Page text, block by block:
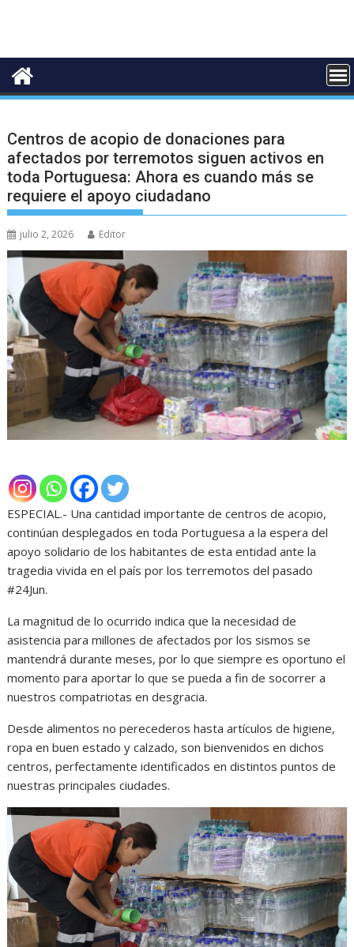
Centros de acopio de donaciones para
afectados por terremotos siguen activos en
toda Portuguesa: Ahora es cuando más se
requiere el apoyo ciudadano
julio 2, 2026 Editor
ESPECIAL.- Una cantidad importante de centros de acopio,
continúan desplegados en toda Portuguesa a la espera del
apoyo solidario de los habitantes de esta entidad ante la
tragedia vivida en el país por los terremotos del pasado
#24Jun.
La magnitud de lo ocurrido indica que la necesidad de
asistencia para millones de afectados por los sismos se
mantendrá durante meses, por lo que siempre es oportuno el
momento para aportar lo que se pueda a fin de socorrer a
nuestros compatriotas en desgracia.
Desde alimentos no perecederos hasta artículos de higiene,
ropa en buen estado y calzado, son bienvenidos en dichos
centros, perfectamente identificados en distintos puntos de
nuestras principales ciudades.